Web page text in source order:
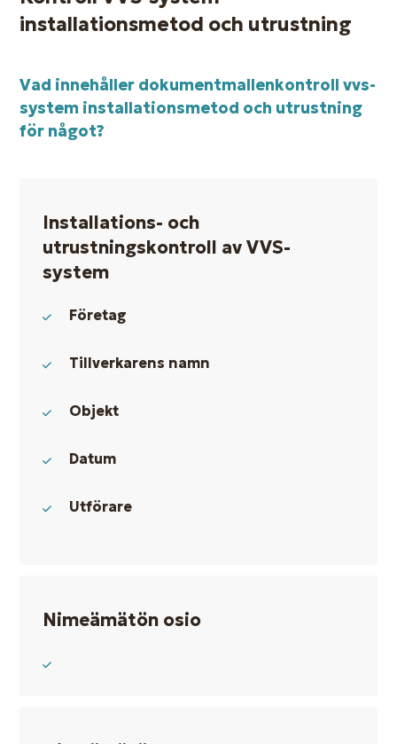
installationsmetod och utrustning
Vad innehåller dokumentmallenkontroll vvs-
system installationsmetod och utrustning
för något?
Installations- och
utrustningskontroll av VVS-
system
Företag
Tillverkarens namn
Objekt
Datum
Utförare
Nimeämätön osio